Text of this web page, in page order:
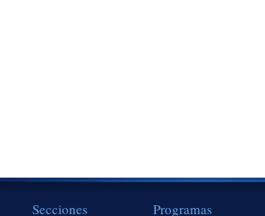
Secciones Programas